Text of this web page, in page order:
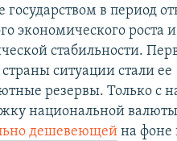
государством в период
экономического роста и
стабильности.
ситуации стали ее
резервы. Только с
национальной
дешевеющей на фоне